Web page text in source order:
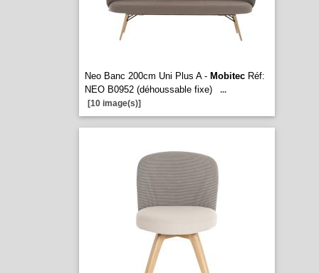
Neo Banc 200cm Uni Plus A - MobitecRéf:
NEO B0952 (déhoussable fixe)
...
[10 image(s)]